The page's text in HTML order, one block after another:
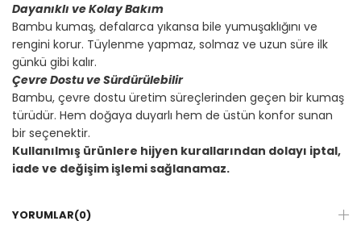
Dayanıklı ve Kolay Bakım
Bambu kumaş, defalarca yıkansa bile yumuşaklığını ve
rengini korur. Tüylenme yapmaz, solmaz ve uzun süre ilk
günkü gibi kalır.
Çevre Dostu ve Sürdürülebilir
Bambu, çevre dostu üretim süreçlerinden geçen bir kumaş
türüdür. Hem doğaya duyarlı hem de üstün konfor sunan
bir seçenektir.
Kullanılmış ürünlere hijyen kurallarından dolayı iptal,
iade ve değişim işlemi sağlanamaz.
YORUMLAR(0)